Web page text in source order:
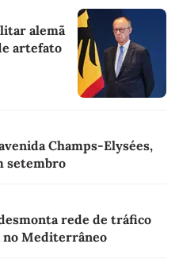
alemã
artefato
Champs-Elysées,
setembro
rede de tráfico
no Mediterrâneo